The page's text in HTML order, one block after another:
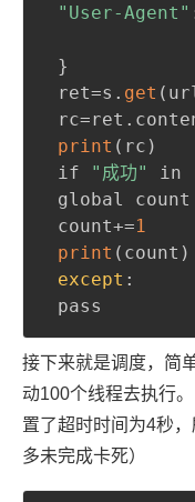
"User-Agent"
}
ret=s. get (
print ( rc )
if
"成功" in
global count
count+=1
print ( count )
except :
pass
接下来就是调度，简
动100个线程去执行
置了超时时间为4秒
多未完成卡死）